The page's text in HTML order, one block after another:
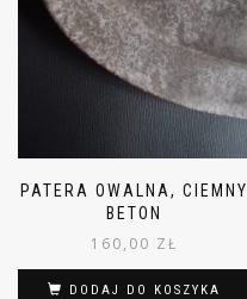
PATERA OWALNA, CIEMNY
BETON
160,00 ZŁ
DODAJ DO KOSZYKA